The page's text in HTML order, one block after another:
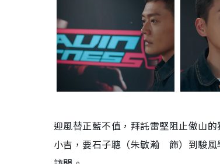
迎風替正藍不值，拜託雷堅阻止傲山
小吉，要石子聰（朱敏瀚 飾）到駿